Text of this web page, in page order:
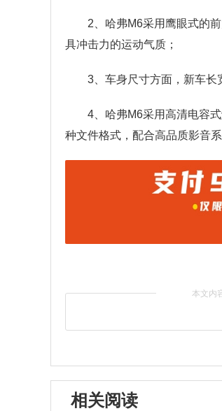
2、哈弗M6采用鹰眼式的
具冲击力的运动气质；
3、车身尺寸方面，新车长
4、哈弗M6采用高清电容
种文件格式，配合高品质影音
本文内
相关阅读